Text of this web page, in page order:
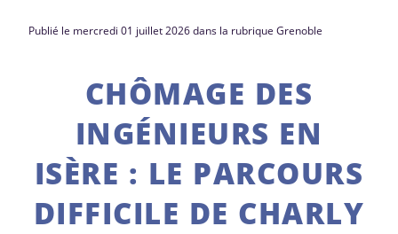
Publié le mercredi 01 juillet 2026 dans la rubrique Grenoble
CHÔMAGE DES
INGÉNIEURS EN
ISÈRE : LE PARCOURS
DIFFICILE DE CHARLY